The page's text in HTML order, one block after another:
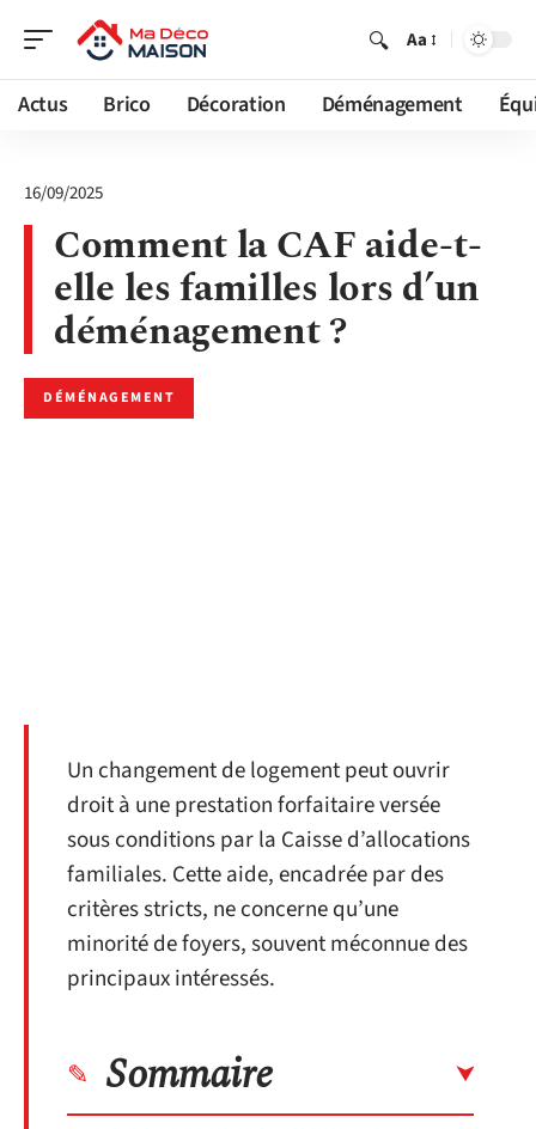
Aa
Actus Brico Décoration Déménagement
16/09/2025
Comment la CAF aide-t-
elle les familles lors d’un
déménagement ?
DÉMÉNAGEMENT
Un changement de logement peut ouvrir
droit à une prestation forfaitaire versée
sous conditions par la Caisse d’allocations
familiales. Cette aide, encadrée par des
critères stricts, ne concerne qu’une
minorité de foyers, souvent méconnue des
principaux intéressés.
Sommaire